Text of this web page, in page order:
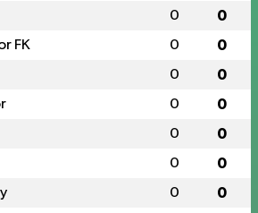
0 0
FK 0 0
0 0
0 0
0 0
0 0
0 0